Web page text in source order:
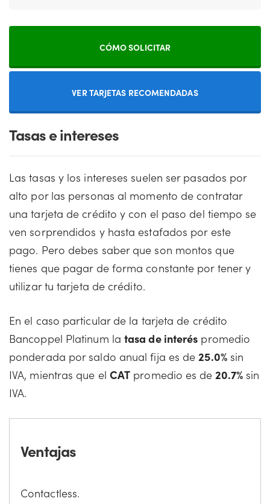
CÓMO SOLICITAR
VER TARJETAS RECOMENDADAS
Tasas e intereses
Las tasas y los intereses suelen ser pasados por
alto por las personas al momento de contratar
una tarjeta de crédito y con el paso del tiempo se
ven sorprendidos y hasta estafados por este
pago. Pero debes saber que son montos que
tienes que pagar de forma constante por tener y
utilizar tu tarjeta de crédito.
En el caso particular de la tarjeta de crédito
Bancoppel Platinum la tasa de interés promedio
ponderada por saldo anual fija es de 25.0%sin
IVA, mientras que el CAT promedio es de 20.7% sin
IVA.
Ventajas
Contactless.